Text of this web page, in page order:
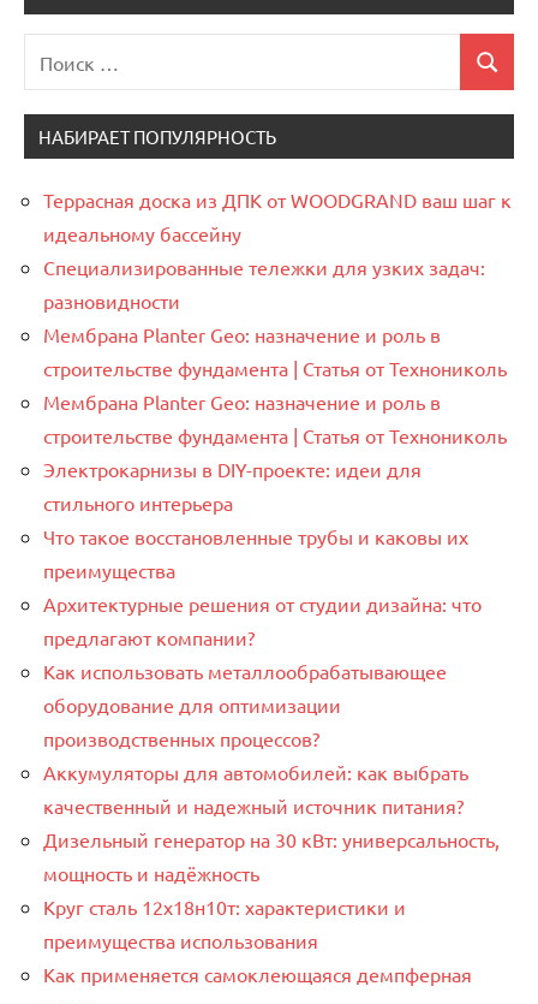
для:
Поиск
НАБИРАЕТ ПОПУЛЯРНОСТЬ
Террасная доска из ДПК от WOODGRAND ваш шаг к
идеальному бассейну
Специализированные тележки для узких задач:
разновидности
Мембрана Planter Geo: назначение и роль в
строительстве фундамента | Статья от Технониколь
Мембрана Planter Geo: назначение и роль в
строительстве фундамента | Статья от Технониколь
Электрокарнизы в DIY-проекте: идеи для
стильного интерьера
Что такое восстановленные трубы и каковы их
преимущества
Архитектурные решения от студии дизайна: что
предлагают компании?
Как использовать металлообрабатывающее
оборудование для оптимизации
производственных процессов?
Аккумуляторы для автомобилей: как выбрать
качественный и надежный источник питания?
Дизельный генератор на 30 кВт: универсальность,
мощность и надёжность
Круг сталь 12х18н10т: характеристики и
преимущества использования
Как применяется самоклеющаяся демпферная